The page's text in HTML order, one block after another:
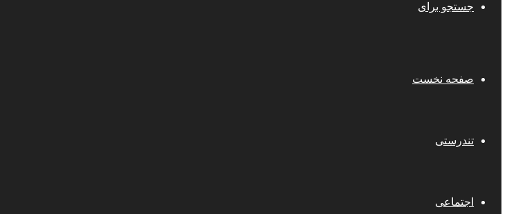
جستجو برای
صفحه نخست
تندرستی
اجتماعی